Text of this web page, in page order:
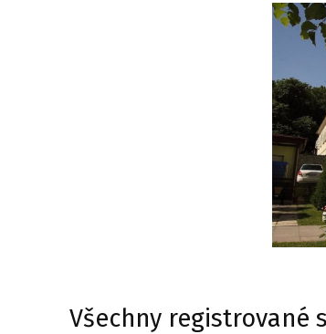
Všechny registrované